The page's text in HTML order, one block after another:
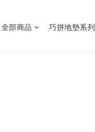
全部商品 巧拼地墊系列